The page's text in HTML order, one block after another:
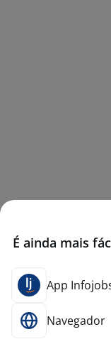
É ainda mais
App
Navegador